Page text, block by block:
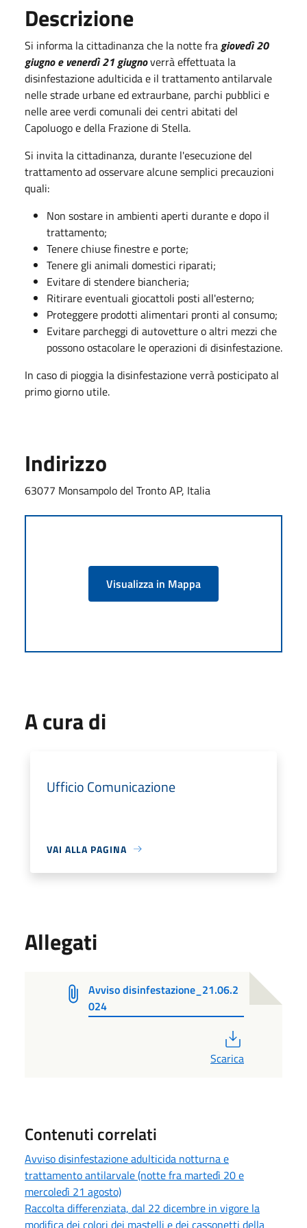
Descrizione
Si informa la cittadinanza che la notte fra giovedì 20
giugno e venerdì 21 giugnoverrà effettuata la
disinfestazione adulticida e il trattamento antilarvale
nelle strade urbane ed extraurbane, parchi pubblici e
nelle aree verdi comunali dei centri abitati del
Capoluogo e della Frazione di Stella.
Si invita la cittadinanza, durante l'esecuzione del
trattamento ad osservare alcune semplici precauzioni
quali:
Non sostare in ambienti aperti durante e dopo il
trattamento;
Tenere chiuse finestre e porte;
Tenere gli animali domestici riparati;
Evitare di stendere biancheria;
Ritirare eventuali giocattoli posti all'esterno;
Proteggere prodotti alimentari pronti al consumo;
Evitare parcheggi di autovetture o altri mezzi che
possono ostacolare le operazioni di disinfestazione.
In caso di pioggia la disinfestazione verrà posticipato al
primo giorno utile.
Indirizzo
63077 Monsampolo del Tronto AP, Italia
Visualizza in Mappa
A cura di
Ufficio Comunicazione
VAI ALLA PAGINA
Allegati
Avviso disinfestazione_21.06.2
024
Scarica
Contenuti correlati
Avviso disinfestazione adulticida notturna e
trattamento antilarvale (notte fra martedì 20 e
mercoledì 21 agosto)
Raccolta differenziata, dal 22 dicembre in vigore la
modifica dei colori dei mastelli e dei cassonetti della